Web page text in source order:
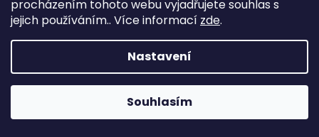
procházením tohoto webu vyjadřujete souhlas s
jejich používáním.. Více informací zde.
Nastavení
Souhlasím